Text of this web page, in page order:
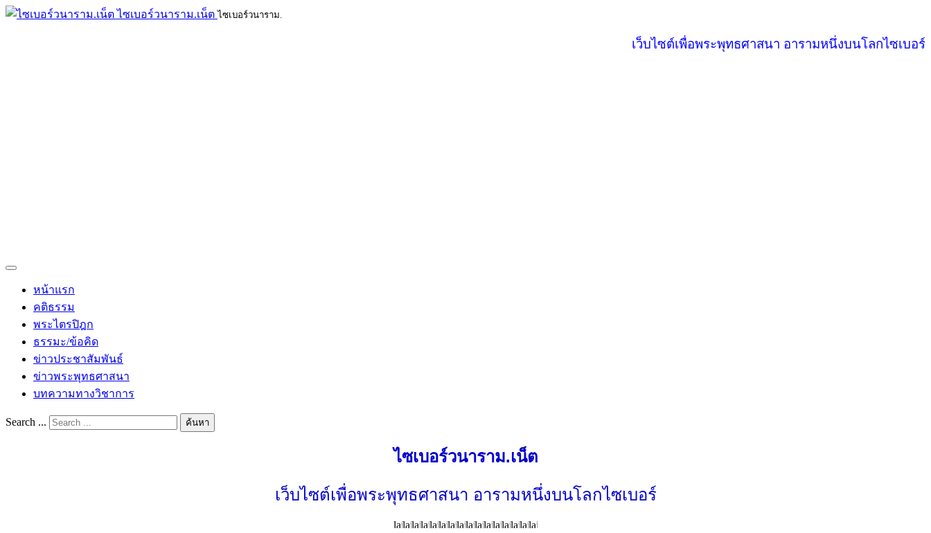
ไซเบอร์วนาราม.เน็ต ไซเบอร์วนาราม.
เว็บไซต์เพื่อพระพุทธศาสนา อารามหนึ่งบนโลกไซเบอร์
หน้าแรก
คติธรรม
พระไตรปิฎก
ธรรมะ/ข้อคิด
ข่าวประชาสัมพันธ์
ข่าวพระพุทธศาสนา
บทความทางวิชาการ
Search ... ค้นหา
ไซเบอร์วนาราม.เน็ต
เว็บไซต์เพื่อพระพุทธศาสนา อารามหนึ่งบนโลกไซเบอร์